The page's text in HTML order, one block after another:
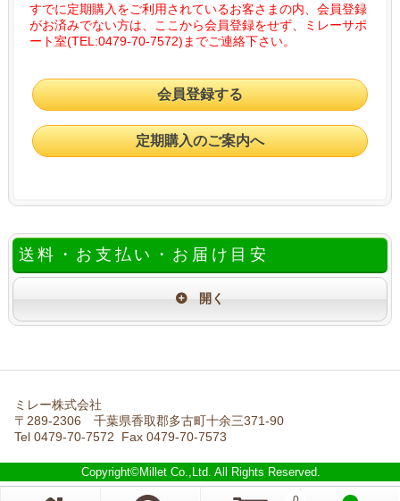
すでに定期購入をご利用されているお客さまの内、会員登録
がお済みでない方は、ここから会員登録をせず、ミレーサポ
ート室(TEL:0479-70-7572)までご連絡下さい。
会員登録する
定期購入のご案内へ
送料・お支払い・お届け目安
ミレー株式会社
〒289-2306 千葉県香取郡多古町十余三371-90
Tel 0479-70-7572 Fax 0479-70-7573
Copyright©Millet Co.,Ltd. All Rights Reserved.